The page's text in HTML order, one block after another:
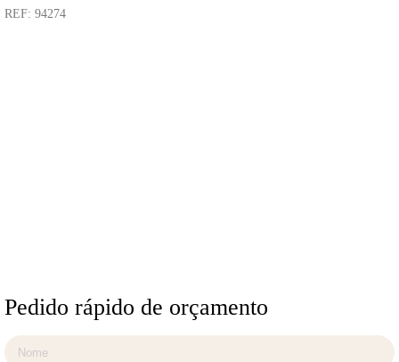
REF: 94274
Pedido rápido de orçamento